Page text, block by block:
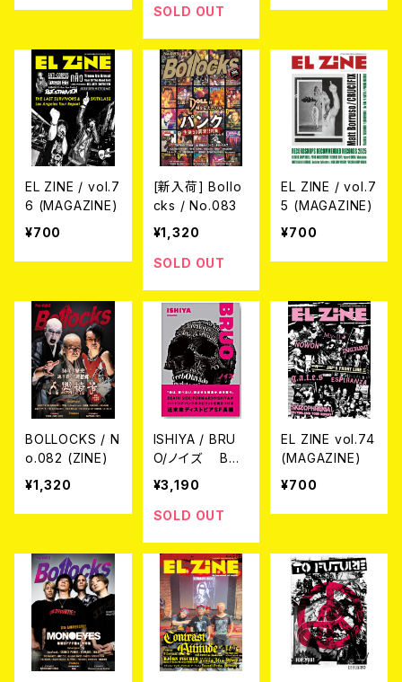
を歌ったのか？ -
ン-
SOLD OUT
EL ZINE / vol.7
6 (MAGAZINE)
¥700
[新入荷] Bollo
cks / No.083
¥1,320
SOLD OUT
EL ZINE / vol.7
5 (MAGAZINE)
¥700
BOLLOCKS / N
o.082 (ZINE)
¥1,320
ISHIYA / BRU
O/ノイズ BO
OK
¥3,190
SOLD OUT
EL ZINE vol.74
(MAGAZINE)
¥700